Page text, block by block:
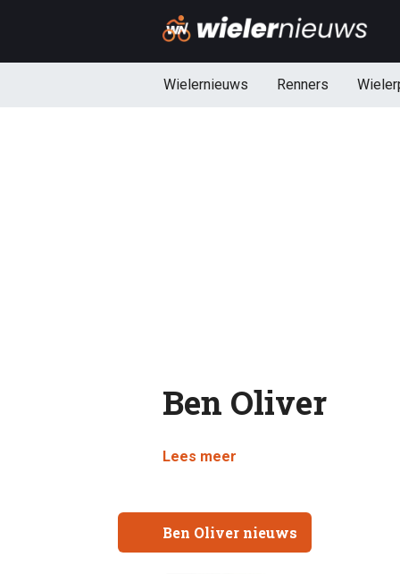
Wielernieuws Renners
Ben Oliver
Lees meer
Ben Oliver nieuws